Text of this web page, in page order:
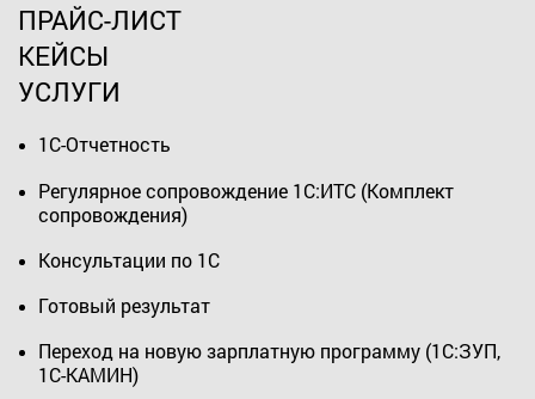
ПРАЙС-ЛИСТ
КЕЙСЫ
УСЛУГИ
1С-Отчетность
Регулярное сопровождение 1С:ИТС (Комплект
сопровождения)
Консультации по 1С
Готовый результат
Переход на новую зарплатную программу (1С:ЗУП,
1С-КАМИН)